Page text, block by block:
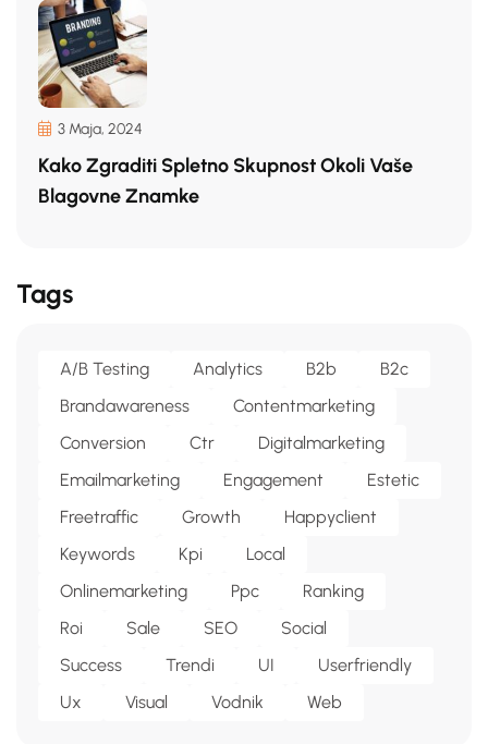
3 Maja, 2024
Kako Zgraditi Spletno Skupnost Okoli Vaše
Blagovne Znamke
Tags
A/b Testing Analytics B2b
B2c
Brandawareness
Contentmarketing
Conversion
Ctr
Digitalmarketing
Emailmarketing
Engagement
Estetic
Freetraffic
Growth
Happyclient
Keywords
Kpi
Local
Onlinemarketing
Ppc
Ranking
Roi
Sale SEO
Social
Success
Trendi UI
Userfriendly
Ux
Visual Vodnik Web